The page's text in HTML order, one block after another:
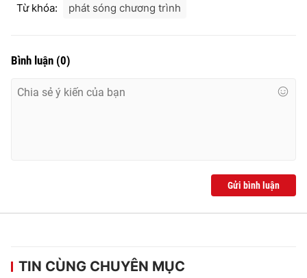
Từ khóa: phát sóng chương trình
Bình luận (0)
Gửi bình luận
TIN CÙNG CHUYÊN MỤC